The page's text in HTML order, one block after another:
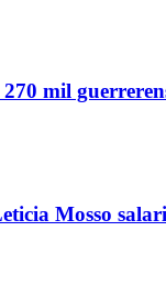
270 mil
Mosso